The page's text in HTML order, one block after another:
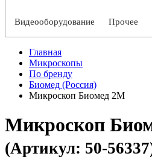
Видеооборудование Прочее
Главная
Микроскопы
По бренду
Биомед (Россия)
Микpоскоп Биомед 2М
Микpоскоп
(Артикул: 50-